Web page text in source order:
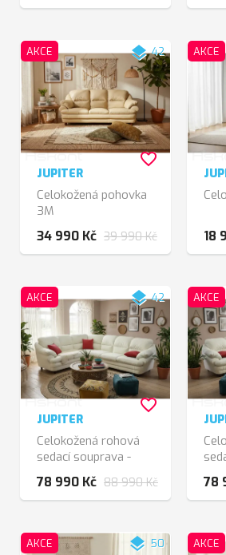
AKCE layers42
JUPITER
Celokožená pohovka
3M
34 990 Kč 39 990 Kč
favorite_border
AKCE
18
AKCE layers42
JUPITER
Celokožená rohová
sedací souprava -
78 990 Kč 88 990 Kč
favorite_border
AKCE
78
AKCE layers 50 AKCE